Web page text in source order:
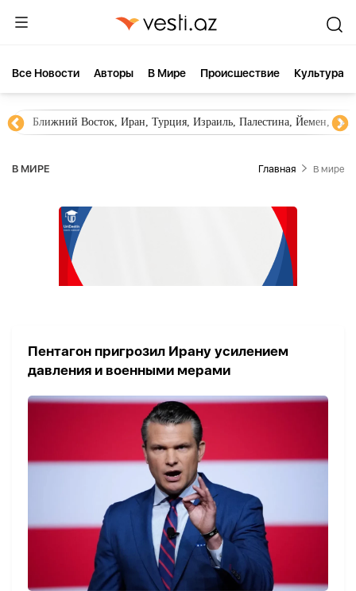
Все Новости Aвторы В Мире Происшествие Культура
Ближний Восток, Иран, Турция, Израиль, Палестина, Йемен,
В МИРЕ Главная В мире
Пентагон пригрозил Ирану усилением
давления и военными мерами